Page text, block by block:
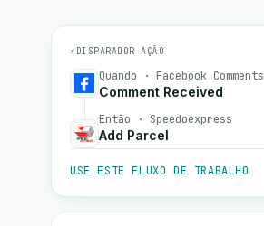
⚡ DISPARADOR→AÇÃO
Quando · Facebook Comments
Comment Received
Então · Speedoexpress
Add Parcel
USE ESTE FLUXO DE TRABALHO